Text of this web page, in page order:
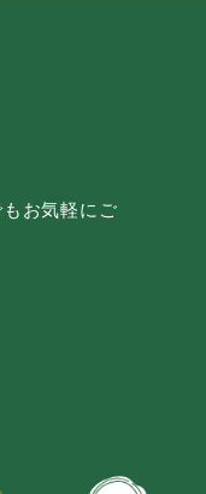
お気軽にご